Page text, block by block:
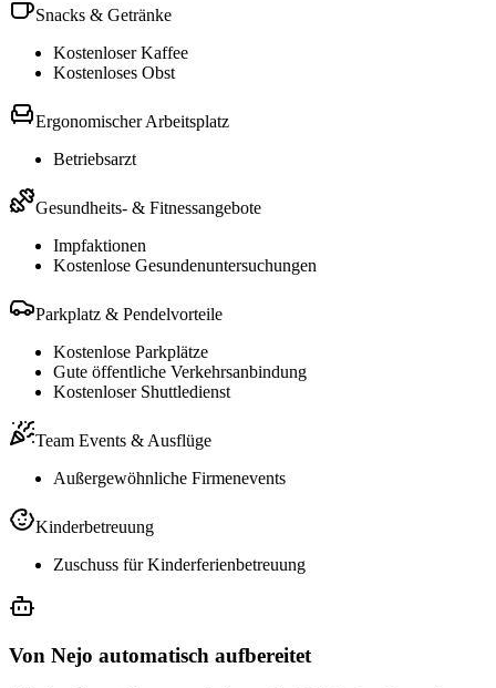
Snacks & Getränke
Kostenloser Kaffee
Kostenloses Obst
Ergonomischer Arbeitsplatz
Betriebsarzt
Gesundheits- & Fitnessangebote
Impfaktionen
Kostenlose Gesundenuntersuchungen
Parkplatz & Pendelvorteile
Kostenlose Parkplätze
Gute öffentliche Verkehrsanbindung
Kostenloser Shuttledienst
Team Events & Ausflüge
Außergewöhnliche Firmenevents
Kinderbetreuung
Zuschuss für Kinderferienbetreuung
Von Nejo automatisch aufbereitet